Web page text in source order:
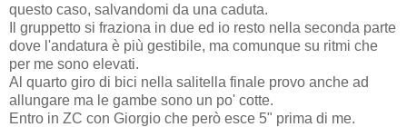
questo caso, salvandomi da una caduta.
Il gruppetto si fraziona in due ed io resto nella seconda parte
dove l'andatura è più gestibile, ma comunque su ritmi che
per me sono elevati.
Al quarto giro di bici nella salitella finale provo anche ad
allungare ma le gambe sono un po' cotte.
Entro in ZC con Giorgio che però esce 5" prima di me.